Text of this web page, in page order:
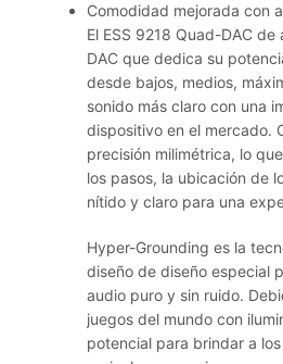
Comodidad mejorada con
El ESS 9218 Quad-DAC
DAC que dedica su
desde bajos, medios,
sonido más claro con una
dispositivo en el mercado.
precisión milimétrica, lo
los pasos, la ubicación de
nítido y claro para una
Hyper-Grounding es la
diseño de diseño especial
audio puro y sin ruido.
juegos del mundo con
potencial para brindar a